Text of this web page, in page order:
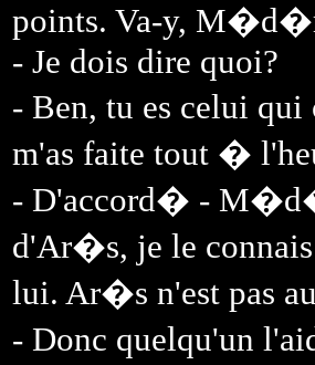
points. Va-y,
- Je dois dire quoi?
- Ben, tu es celui
m'as faite tout �
- D'accord� -
d'Ar�s, je le connais
lui. Ar�s n'est pas
- Donc quelqu'un